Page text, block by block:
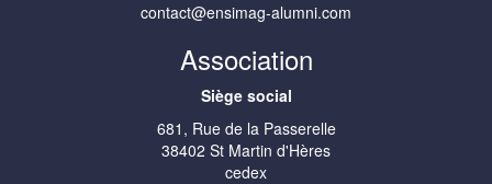
contact@ensimag-alumni.com
Association
Siège social
681, Rue de la Passerelle
38402 St Martin d'Hères
cedex